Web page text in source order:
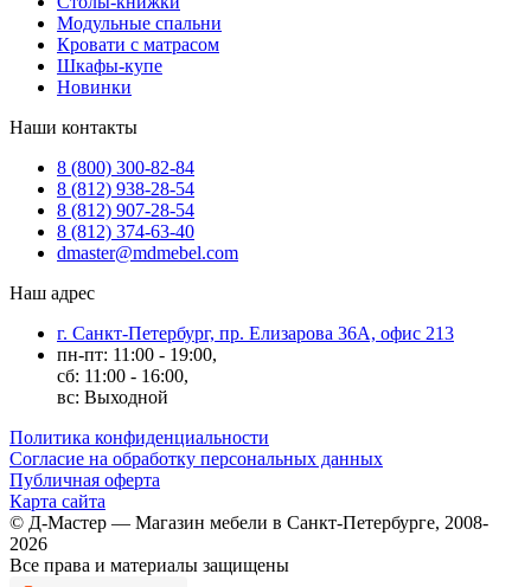
Модульные спальни
Кровати с матрасом
Шкафы-купе
Новинки
Наши контакты
8 (800) 300-82-84
8 (812) 938-28-54
8 (812) 907-28-54
8 (812) 374-63-40
dmaster@mdmebel.com
Наш адрес
г. Санкт-Петербург, пр. Елизарова 36А, офис 213
пн-пт: 11:00 - 19:00,
сб: 11:00 - 16:00,
вс: Выходной
Политика конфиденциальности
Согласие на обработку персональных данных
Публичная оферта
Карта сайта
© Д-Мастер — Магазин мебели в Санкт-Петербурге, 2008-
2026
Все права и материалы защищены